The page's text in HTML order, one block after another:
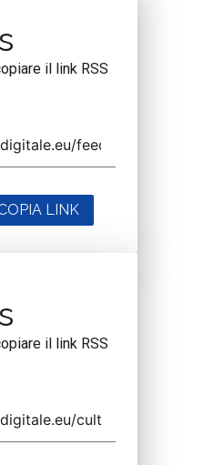
il link RSS
LINK
il link RSS